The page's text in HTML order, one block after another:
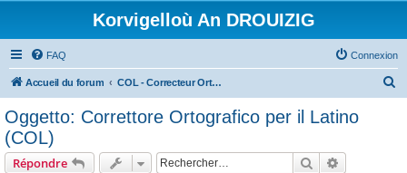
Korvigelloù An DROUIZIG
FAQ Connexion
Accueil du forum COL - Correcteur Orthographique Latin - Latin Spell Checker
Oggetto: Correttore Ortografico per il Latino
(COL)
Répondre Rechercher